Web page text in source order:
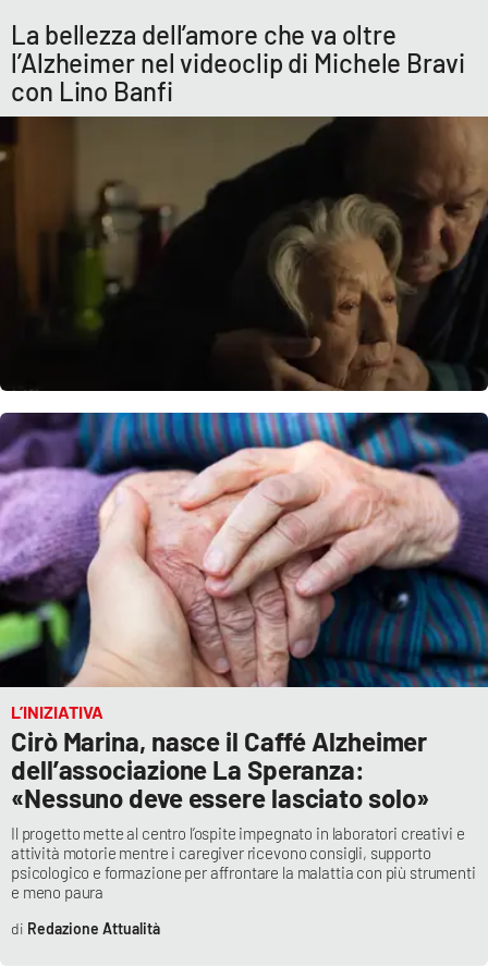
La bellezza dell’amore che va oltre
l’Alzheimer nel videoclip di Michele Bravi
con Lino Banfi
L’INIZIATIVA
Cirò Marina, nasce il Caffé Alzheimer
dell’associazione La Speranza:
«Nessuno deve essere lasciato solo»
Il progetto mette al centro l’ospite impegnato in laboratori creativi e
attività motorie mentre i caregiver ricevono consigli, supporto
psicologico e formazione per affrontare la malattia con più strumenti
e meno paura
Redazione Attualità